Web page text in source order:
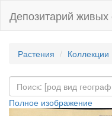
Депозитарий живых
Растения Коллекции
Полное изображение